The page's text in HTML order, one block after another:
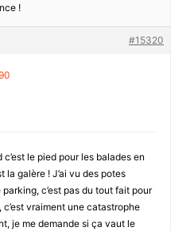
!
#15320
c’est le pied pour les balades en
la galère ! J’ai vu des potes
c’est pas du tout fait pour
vraiment une catastrophe
je me demande si ça vaut le